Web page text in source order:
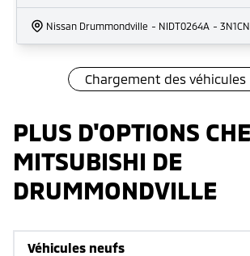
Nissan Drummondville - NIDT0264A -
Chargement des véhicules
PLUS D'OPTIONS
MITSUBISHI DE
DRUMMONDVILLE
Véhicules neufs